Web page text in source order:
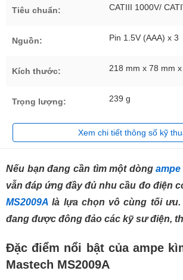
Tiêu chuẩn: CATIII 1000V/
Nguồn: Pin 1.5V (AAA) x 3
Kích thước: 218 mm x 78 mm
Trọng lượng: 239 g
Xem chi tiết thông số kỹ
Nếu bạn đang cần tìm một dòng
vẫn đáp ứng đầy đủ nhu cầu đo điện
MS2009A là lựa chọn vô cùng tối ưu.
đang được đông đảo các kỹ sư điện,
Đặc điểm nổi bật của ampe
Mastech MS2009A